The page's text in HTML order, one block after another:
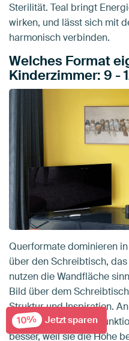
Sterilität. Teal bringt
wirken, und lässt sich mit
harmonisch verbinden.
Welches Format
Kinderzimmer: 9 -
Querformate dominieren
über den Schreibtisch,
nutzen die Wandfläche
Bild über dem
Struktur und Inspiration.
dem Kleiderschrank
besser, weil sie die Höhe
10% Jetzt sparen